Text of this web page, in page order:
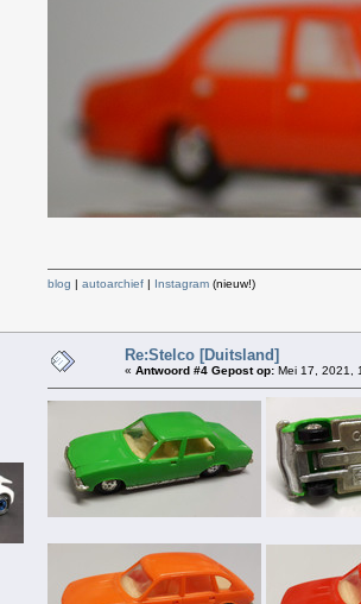
blog | autoarchief | Instagram (nieuw!)
Re:Stelco [Duitsland]
« Antwoord #4 Gepost op: Mei 17, 2021,